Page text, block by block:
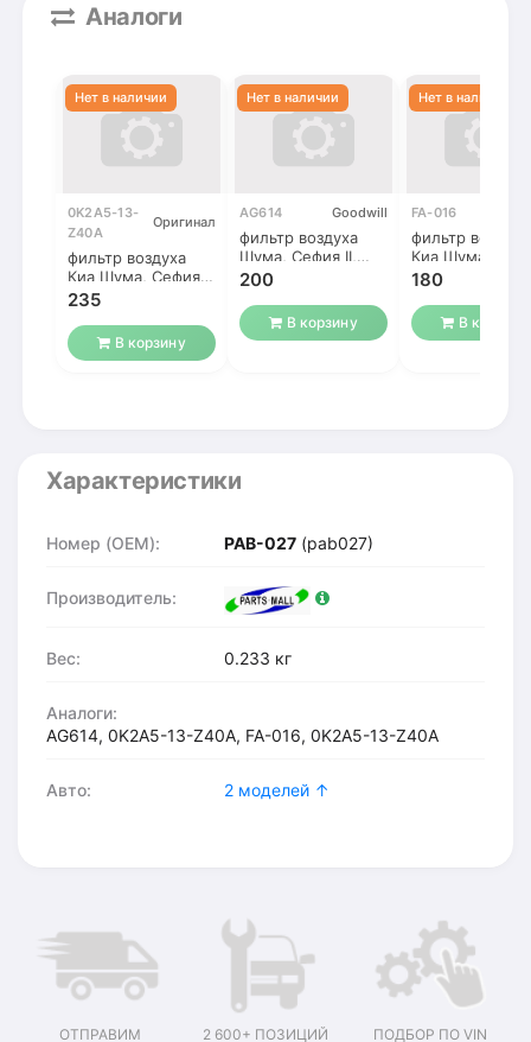
Аналоги
0K2A5-13-
Z40A
Оригинал
фильтр воздуха
Киа Шума, Сефия
II, Спектра, Каренс
235
В корзину
AG614 Goodwill
фильтр воздуха
Шума, Сефия II,
Спектра, Каренс
200
В корзину
FA-016
фильтр воздуха
Киа Шума,
II, Спектра,
180
В корзину
Характеристики
Номер (OEM): PAB-027 (pab027)
Производитель:
Вес: 0.233 кг
Аналоги:
AG614, 0K2A5-13-Z40A, FA-016, 0K2A5-13-Z40A
Авто: 2 моделей ↑
ОТПРАВИМ 2 600+ ПОЗИЦИЙ ПОДБОР ПО VIN